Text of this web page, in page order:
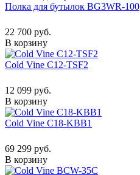
Полка для бутылок BG3WR-100
22 700 руб.
В корзину
Cold Vine C12-TSF2
12 099 руб.
В корзину
Cold Vine C18-KBB1
69 299 руб.
В корзину